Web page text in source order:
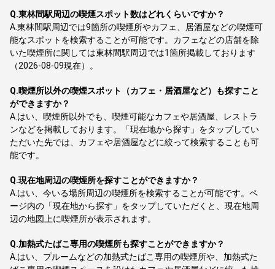
Q.東林間駅周辺の喫煙スポット数はどれくらいですか？
A.東林間駅周辺では9箇所の喫煙所やカフェ、居酒屋などの喫煙可
能なスポットを検索することが可能です。カフェなどの店舗を除
いた喫煙所に関しては東林間駅周辺では1箇所掲載しております
（2026-08-09現在）。
Q.喫煙所以外の喫煙スポット（カフェ・居酒屋など）も探すこと
ができますか？
A. はい、喫煙所以外でも、喫煙可能なカフェや居酒屋、レストラ
ンなどを掲載しております。「現在地から探す」をタップしてい
ただいた先では、カフェや居酒屋などに絞って検索することも可
能です。
Q.現在地周辺の喫煙所を探すことができますか？
A. はい、今いる場所周辺の喫煙所を検索することが可能です。ペ
ージ内の「現在地から探す」をタップしていただくと、現在地周
辺の地図上に喫煙所が表示されます。
Q.加熱式たばこ専用の喫煙所も探すことができますか？
A. はい、プルームなどの加熱式たばこ専用の喫煙所や、加熱式た